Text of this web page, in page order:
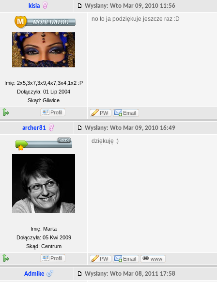
kisia Wysłany: Wto Mar 09, 2010 11:56
Imię: 2x5,3x7,3x9,4x7,3x4,1x2 :P
Dołączyła: 01 Lip 2004
Skąd: Gliwice
no to ja podziękuje jeszcze raz :D
Profil PW Email
archer81 Wysłany: Wto Mar 09, 2010 16:49
Imię: Marta
Dołączyła: 05 Kwi 2009
Skąd: Centrum
dziękuję :)
Profil PW Email www
Admike Wysłany: Wto Mar 08, 2011 17:58